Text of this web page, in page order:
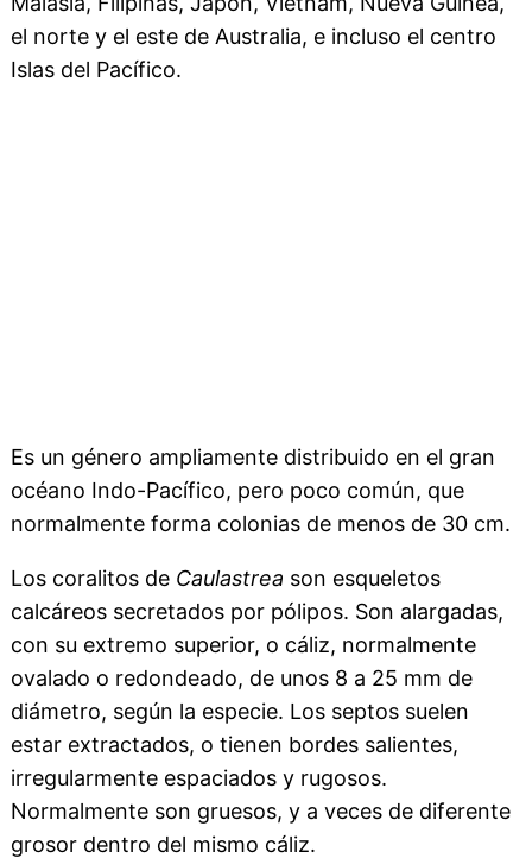
el norte y el este de Australia, e incluso el centro
Islas del Pacífico.
Es un género ampliamente distribuido en el gran
océano Indo-Pacífico, pero poco común, que
normalmente forma colonias de menos de 30 cm.
Los coralitos de Caulastrea son esqueletos
calcáreos secretados por pólipos. Son alargadas,
con su extremo superior, o cáliz, normalmente
ovalado o redondeado, de unos 8 a 25 mm de
diámetro, según la especie. Los septos suelen
estar extractados, o tienen bordes salientes,
irregularmente espaciados y rugosos.
Normalmente son gruesos, y a veces de diferente
grosor dentro del mismo cáliz.